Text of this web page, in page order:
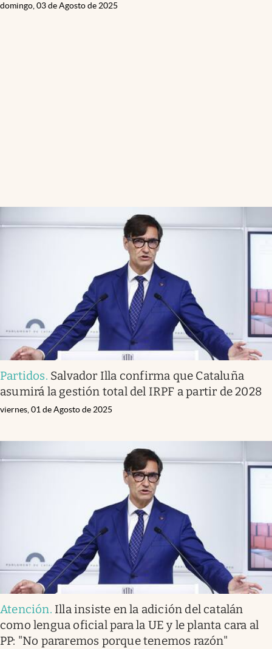
domingo, 03 de Agosto de 2025
Partidos. Salvador Illa confirma que Cataluña
asumirá la gestión total del IRPF a partir de 2028
viernes, 01 de Agosto de 2025
Atención. Illa insiste en la adición del catalán
como lengua oficial para la UE y le planta cara al
PP: "No pararemos porque tenemos razón"